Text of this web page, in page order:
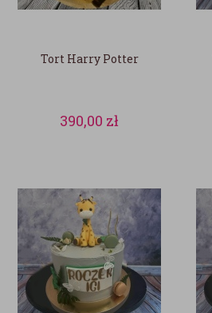
Tort Harry Potter
390,00 zł